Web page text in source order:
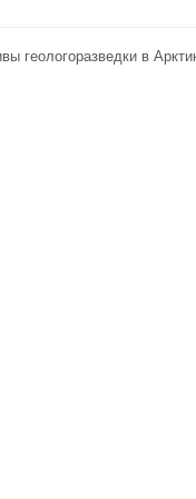
геологоразведки в